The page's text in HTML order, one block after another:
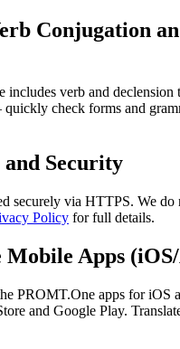
Conjugation
includes verb and declension
check forms and
Security
securely via HTTPS. We do
Policy for full details.
Mobile Apps
PROMT.One apps for iOS
and Google Play.